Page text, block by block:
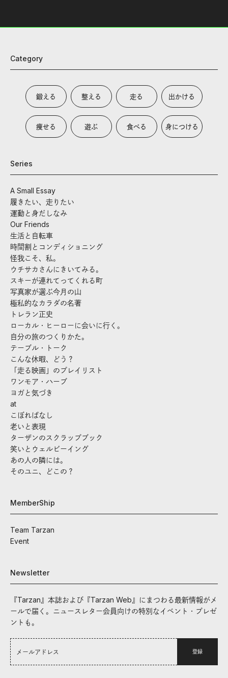
Category
鍛える 整える 走る 出かける
痩せる 遊ぶ 食べる 身につける
Series
A Small Essay
履きたい、走りたい
運動と身だしなみ
Our Friends
生活と自転車
時間割とコンディショニング
怪我こそ、私。
ウチサカさんにきいてみる。
スキーが連れてってくれる町
写真家が選ぶ今月の山
極私的なカラダの名著
トレラン正史
ローカル・ヒーローに会いに行く。
自分の旅のつくりかた。
テーブル・トーク
こんな休暇、どう？
「走る映画」のプレイリスト
ワンモア・ハーブ
ヨガと気づき
at
こぼればなし
老いと表現
ターザンのスクラップブック
笑いとウェルビーイング
あの人の隣には。
そのユニ、どこの？
MemberShip
Team Tarzan
Event
Newsletter
『Tarzan』本誌および『Tarzan Web』にまつわる最新情報がメ
ールで届く。ニュースレター会員向けの特別なイベント・プレゼ
ントも。
登録